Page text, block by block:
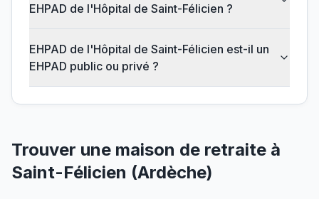
EHPAD de l'Hôpital de Saint-Félicien ?
EHPAD de l'Hôpital de Saint-Félicien est-il un
EHPAD public ou privé ?
Trouver une maison de retraite à
Saint-Félicien (Ardèche)